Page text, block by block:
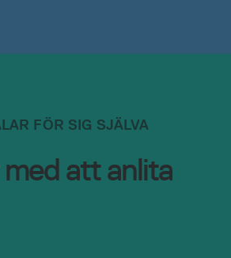
att anlita
FÖR SIG SJÄLVA